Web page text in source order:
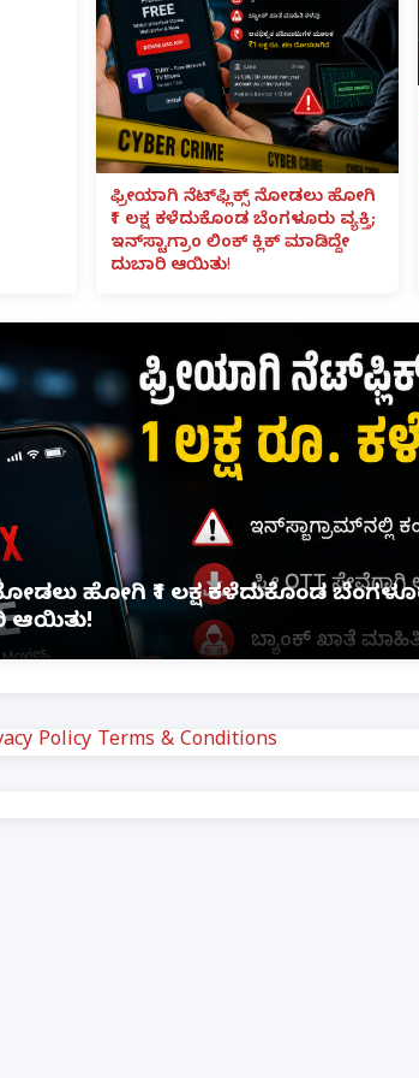
ಫ್ರೀಯಾಗಿ ನೆಟ್‌ಫ್ಲಿಕ್ಸ್ ನೋಡಲು ಹೋಗಿ
₹1 ಲಕ್ಷ ಕಳೆದುಕೊಂಡ ಬೆಂಗಳೂರು ವ್ಯಕ್ತಿ;
ಇನ್‌ಸ್ಟಾಗ್ರಾಂ ಲಿಂಕ್ ಕ್ಲಿಕ್ ಮಾಡಿದ್ದೇ
ದುಬಾರಿ ಆಯಿತು!
ಹೋಗಿ ₹1 ಲಕ್ಷ ಕಳೆದುಕೊಂಡ
ಆಯಿತು!
Policy Terms & Conditions